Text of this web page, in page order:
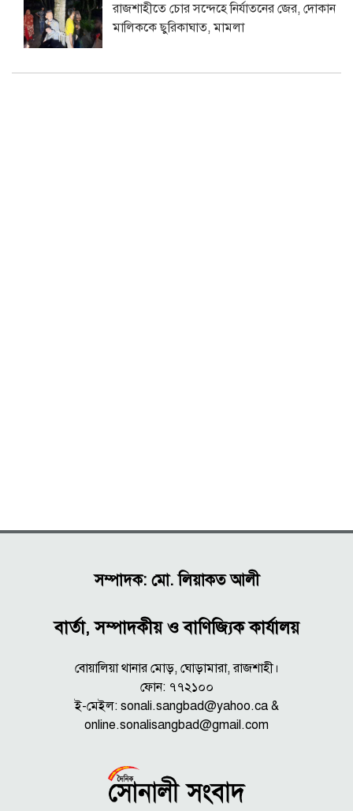
রাজশাহীতে চোর সন্দেহে নির্যাতনের জের, দোকান
মালিককে ছুরিকাঘাত, মামলা
সম্পাদক: মো. লিয়াকত আলী
বার্তা, সম্পাদকীয় ও বাণিজ্যিক কার্যালয়
বোয়ালিয়া থানার মোড়, ঘোড়ামারা, রাজশাহী।
ফোন: ৭৭২১০০
ই-মেইল: sonali.sangbad@yahoo.ca &
online.sonalisangbad@gmail.com